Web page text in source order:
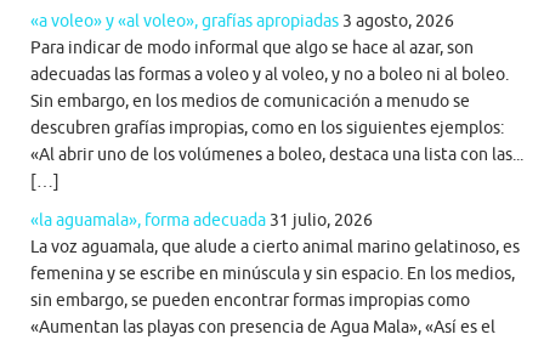
«a voleo» y «al voleo», grafías apropiadas 3 agosto, 2026
Para indicar de modo informal que algo se hace al azar, son
adecuadas las formas a voleo y al voleo, y no a boleo ni al boleo.
Sin embargo, en los medios de comunicación a menudo se
descubren grafías impropias, como en los siguientes ejemplos:
«Al abrir uno de los volúmenes a boleo, destaca una lista con las...
[…]
«la aguamala», forma adecuada 31 julio, 2026
La voz aguamala, que alude a cierto animal marino gelatinoso, es
femenina y se escribe en minúscula y sin espacio. En los medios,
sin embargo, se pueden encontrar formas impropias como
«Aumentan las playas con presencia de Agua Mala», «Así es el